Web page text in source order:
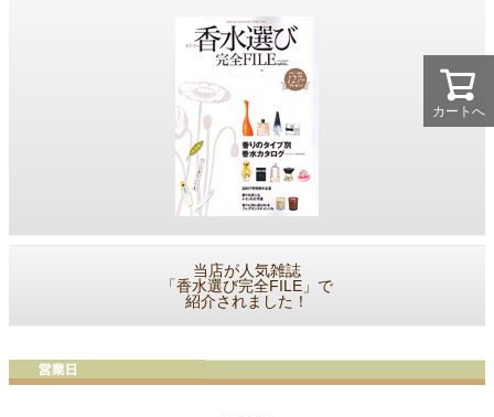
カートへ
当店が人気雑誌
「香水選び完全FILE」で
紹介されました！